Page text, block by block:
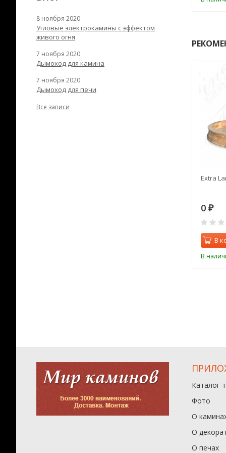
Extra
0 ₽
В
В
8 ноября 2020
Угловые электрокамины с эффектом
живого огня
7 ноября 2020
Дымоход для камина
7 ноября 2020
Дымоход для печи
Все записи
Каталог
Фото
О
О
О печах